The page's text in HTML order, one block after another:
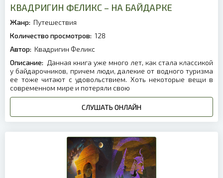
КВАДРИГИН ФЕЛИКС – НА БАЙДАРКЕ
Жанр: Путешествия
Количество просмотров: 128
Автор: Квадригин Феликс
Описание: Данная книга уже много лет, как стала классикой
у байдарочников, причем люди, далекие от водного туризма
ее тоже читают с удовольствием. Хоть некоторые вещи в
современном мире и потеряли свою
СЛУШАТЬ ОНЛАЙН